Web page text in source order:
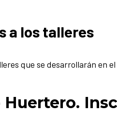
a los talleres
que se desarrollarán en